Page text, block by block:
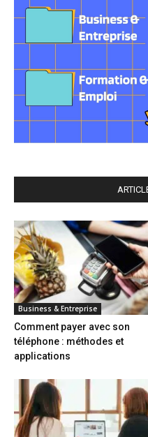
Business & Entreprise
Comment payer avec son
téléphone : méthodes et
applications